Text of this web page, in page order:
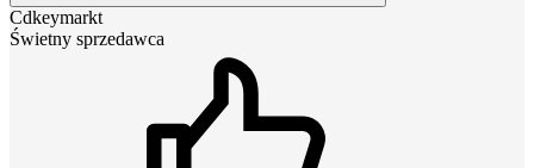
Cdkeymarkt
Świetny sprzedawca